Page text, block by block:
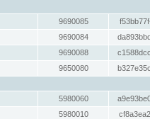
9690085
9690084
9690088
9650080
5980060
5980010